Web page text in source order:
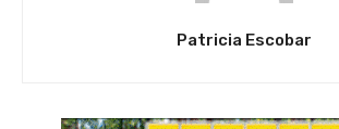
Patricia Escobar